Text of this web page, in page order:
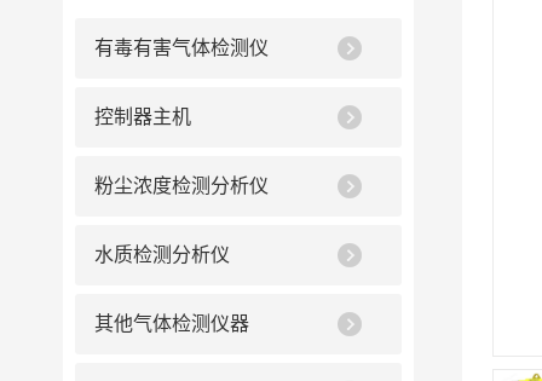
有毒有害气体检测仪
控制器主机
粉尘浓度检测分析仪
水质检测分析仪
其他气体检测仪器